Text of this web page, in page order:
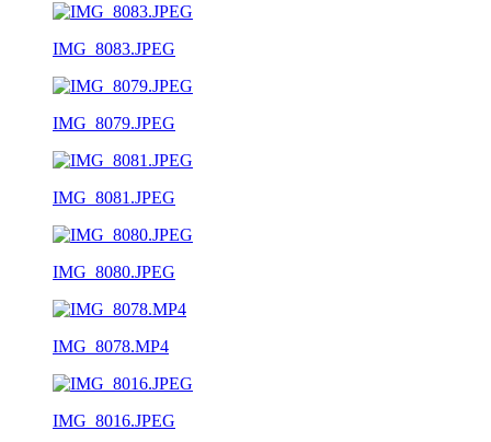
IMG_8083.JPEG
IMG_8079.JPEG
IMG_8081.JPEG
IMG_8080.JPEG
IMG_8078.MP4
IMG_8016.JPEG